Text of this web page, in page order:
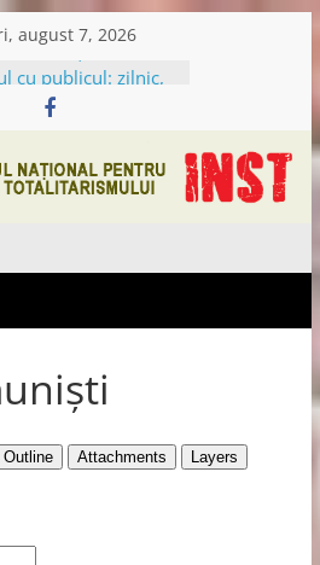
august 7, 2026
vineri, 9.00-13.00
cu publicul: zilnic,